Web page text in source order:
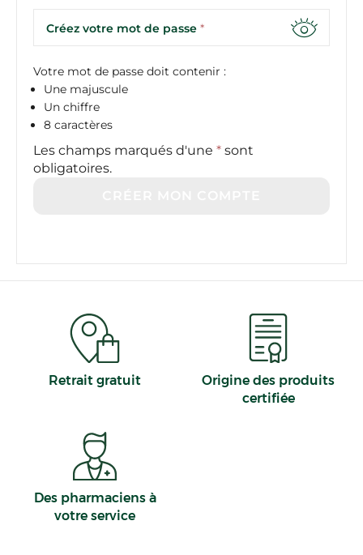
*
Créez votre mot de passe
Votre mot de passe doit contenir :
Une majuscule
Un chiffre
8 caractères
Les champs marqués d'une * sont
obligatoires.
Retrait gratuit
Origine des produits
certifiée
Des pharmaciens à
votre service